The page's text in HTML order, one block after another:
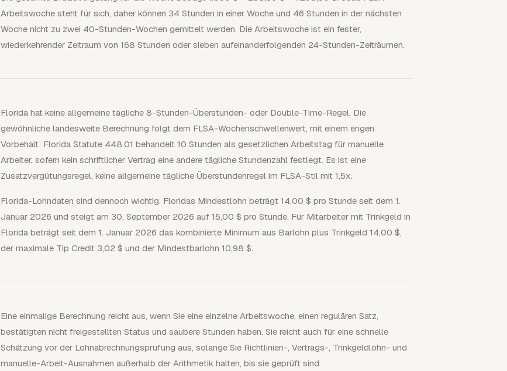
Arbeitswoche steht für sich, daher können 34 Stunden in einer Woche und 46 Stunden in der nächsten
Woche nicht zu zwei 40-Stunden-Wochen gemittelt werden. Die Arbeitswoche ist ein fester,
wiederkehrender Zeitraum von 168 Stunden oder sieben aufeinanderfolgenden 24-Stunden-Zeiträumen.
Florida hat keine allgemeine tägliche 8-Stunden-Überstunden- oder Double-Time-Regel. Die
gewöhnliche landesweite Berechnung folgt dem FLSA-Wochenschwellenwert, mit einem engen
Vorbehalt: Florida Statute 448.01 behandelt 10 Stunden als gesetzlichen Arbeitstag für manuelle
Arbeiter, sofern kein schriftlicher Vertrag eine andere tägliche Stundenzahl festlegt. Es ist eine
Zusatzvergütungsregel, keine allgemeine tägliche Überstundenregel im FLSA-Stil mit 1,5x.
Florida-Lohndaten sind dennoch wichtig. Floridas Mindestlohn beträgt 14,00 $ pro Stunde seit dem 1.
Januar 2026 und steigt am 30. September 2026 auf 15,00 $ pro Stunde. Für Mitarbeiter mit Trinkgeld in
Florida beträgt seit dem 1. Januar 2026 das kombinierte Minimum aus Barlohn plus Trinkgeld 14,00 $,
der maximale Tip Credit 3,02 $ und der Mindestbarlohn 10,98 $.
Eine einmalige Berechnung reicht aus, wenn Sie eine einzelne Arbeitswoche, einen regulären Satz,
bestätigten nicht freigestellten Status und saubere Stunden haben. Sie reicht auch für eine schnelle
Schätzung vor der Lohnabrechnungsprüfung aus, solange Sie Richtlinien-, Vertrags-, Trinkgeldlohn- und
manuelle-Arbeit-Ausnahmen außerhalb der Arithmetik halten, bis sie geprüft sind.